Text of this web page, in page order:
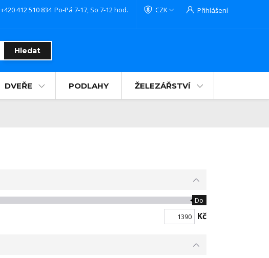
CZK Přihlášení
Hledat
+420 412 510 834 Po-Pá 7-17, So 7-12 hod.
DVEŘE PODLAHY ŽELEZÁŘSTVÍ
Do
Kč